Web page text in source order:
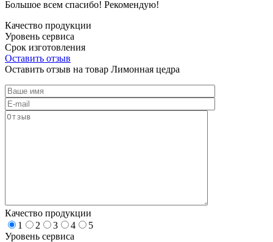
Большое всем спасибо! Рекомендую!
Качество продукции
Уровень сервиса
Срок изготовления
Оставить отзыв
Оставить отзыв на товар Лимонная цедра
Качество продукции
1
2 3 4
5
Уровень сервиса